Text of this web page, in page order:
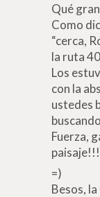
Qué
Como
“cerca,
la ruta
Los
con la
ustedes
Fuerza,
=)
Besos,